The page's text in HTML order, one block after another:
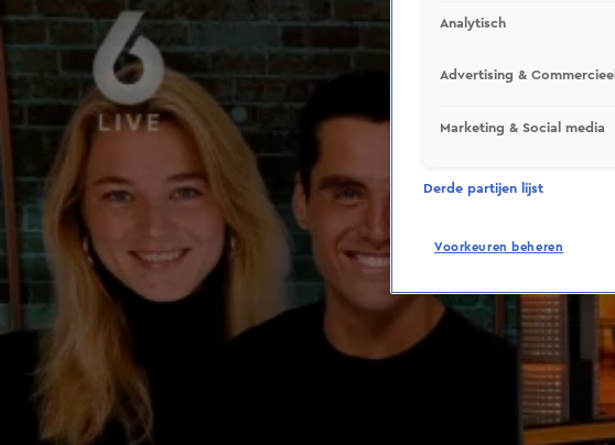
Analytisch
Advertising & Commercieel
Marketing & Social media
Derde partijen lijst
Voorkeuren beheren